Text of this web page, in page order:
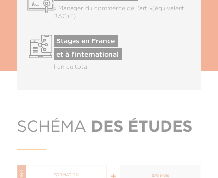
« Manager du commerce de l'art »(équivalent
BAC+5)
Stages en France
et à l'international
1 an au total
SCHÉMA DES ÉTUDES